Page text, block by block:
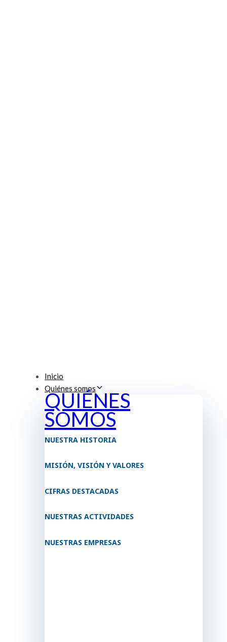
Inicio
Quiénes somos
QUIÉNES
SOMOS
NUESTRA HISTORIA
MISIÓN, VISIÓN Y VALORES
CIFRAS DESTACADAS
NUESTRAS ACTIVIDADES
NUESTRAS EMPRESAS